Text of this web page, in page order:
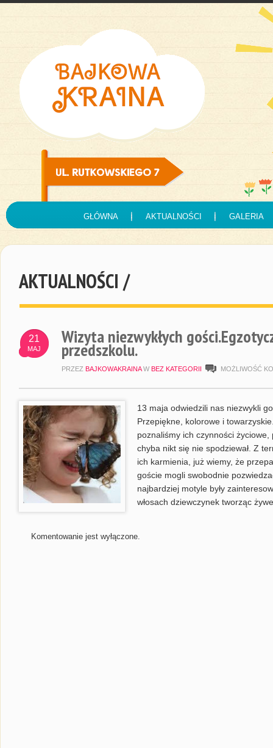
GŁÓWNA AKTUALNOŚCI GALERIA
AKTUALNOŚCI /
21
MAJ
Wizyta niezwykłych
przedszkolu.
PRZEZ BAJKOWAKRAINA W BEZ KATEGORII MOŻLIWOŚĆ
13 maja odwiedzili nas niezwykli
Przepiękne, kolorowe i
poznaliśmy ich czynności
chyba nikt się nie spodziewał. Z
ich karmienia, już wiemy, że
goście mogli swobodnie
najbardziej motyle były
włosach dziewczynek tworząc
Komentowanie jest wyłączone.